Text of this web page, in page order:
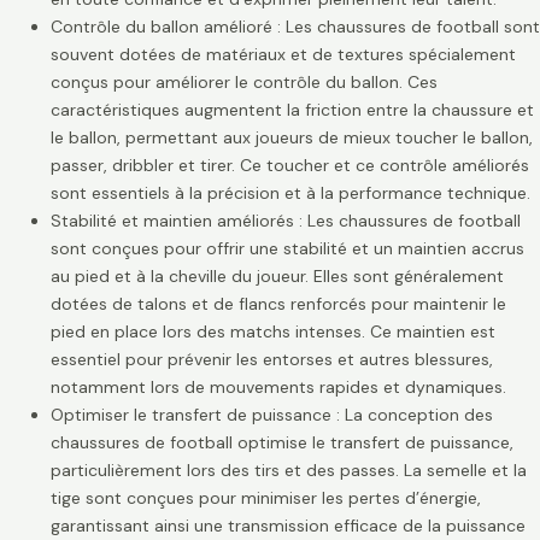
Contrôle du ballon amélioré : Les chaussures de football sont
souvent dotées de matériaux et de textures spécialement
conçus pour améliorer le contrôle du ballon. Ces
caractéristiques augmentent la friction entre la chaussure et
le ballon, permettant aux joueurs de mieux toucher le ballon,
passer, dribbler et tirer. Ce toucher et ce contrôle améliorés
sont essentiels à la précision et à la performance technique.
Stabilité et maintien améliorés : Les chaussures de football
sont conçues pour offrir une stabilité et un maintien accrus
au pied et à la cheville du joueur. Elles sont généralement
dotées de talons et de flancs renforcés pour maintenir le
pied en place lors des matchs intenses. Ce maintien est
essentiel pour prévenir les entorses et autres blessures,
notamment lors de mouvements rapides et dynamiques.
Optimiser le transfert de puissance : La conception des
chaussures de football optimise le transfert de puissance,
particulièrement lors des tirs et des passes. La semelle et la
tige sont conçues pour minimiser les pertes d’énergie,
garantissant ainsi une transmission efficace de la puissance